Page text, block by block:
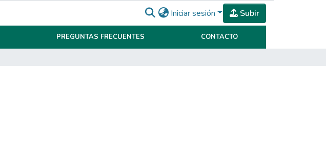
Iniciar sesión Subir
PREGUNTAS FRECUENTES CONTACTO